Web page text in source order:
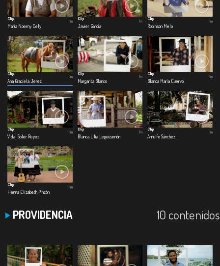
Clip
María Noemy Cely
1m
Clip
Javier García
1m
Clip
Robinson Melo
1m
Clip
Ana Graciela Jerez
1m
Clip
Margarita Blanco
1m
Clip
Blanca María Cuervo
1m
Clip
Vidal Soler Reyes
1m
Clip
Blanca Lilia Leguizamón
1m
Clip
Arnulfo Sánchez
1m
Clip
Henna Elizabeth Pinzón
1m
PROVIDENCIA 10 contenidos